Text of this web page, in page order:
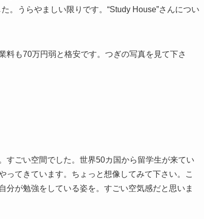
。うらやましい限りです。“Study House”さんについ
料も70万円弱と格安です。つぎの写真を見て下さ
すごい空間でした。世界50カ国から留学生が来てい
ってきています。ちょっと想像してみて下さい。こ
分が勉強をしている姿を。すごい空気感だと思いま